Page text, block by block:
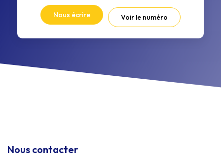
Nous écrire Voir le numéro
Nous contacter